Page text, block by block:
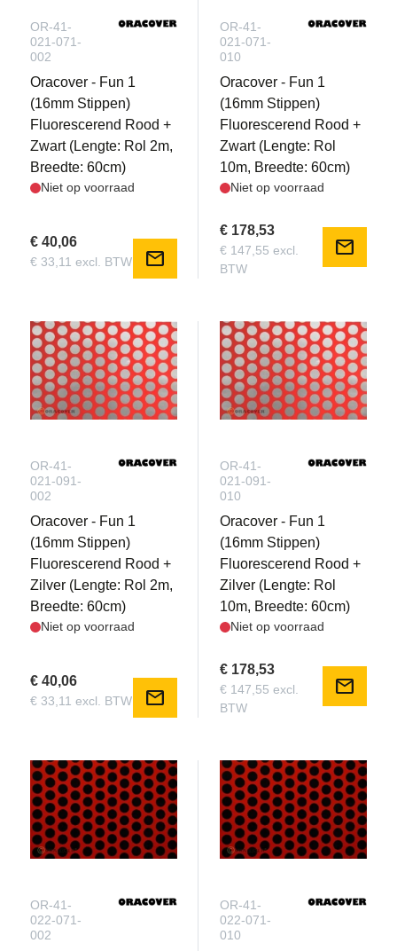
OR-41-
021-071-
002
Oracover - Fun 1
(16mm Stippen)
Fluorescerend Rood +
Zwart (Lengte: Rol 2m,
Breedte: 60cm)
Niet op voorraad
€ 40,06
€ 33,11 excl. BTW mail
OR-41-
021-071-
010
Oracover - Fun 1
(16mm Stippen)
Fluorescerend Rood +
Zwart (Lengte: Rol
10m, Breedte: 60cm)
Niet op voorraad
€ 178,53
€ 147,55 excl.
BTW
mail
OR-41-
021-091-
002
Oracover - Fun 1
(16mm Stippen)
Fluorescerend Rood +
Zilver (Lengte: Rol 2m,
Breedte: 60cm)
Niet op voorraad
€ 40,06
€ 33,11 excl. BTW mail
OR-41-
021-091-
010
Oracover - Fun 1
(16mm Stippen)
Fluorescerend Rood +
Zilver (Lengte: Rol
10m, Breedte: 60cm)
Niet op voorraad
€ 178,53
€ 147,55 excl.
BTW
mail
OR-41-
022-071-
002
OR-41-
022-071-
010